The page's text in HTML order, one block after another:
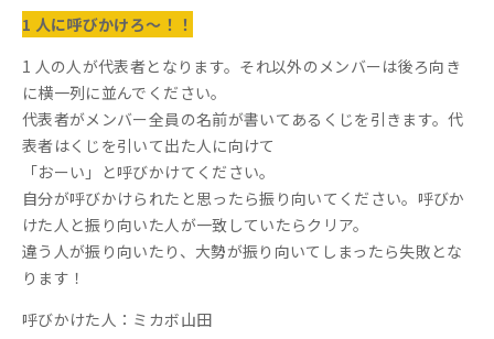
1 人に呼びかけろ〜！！
1 人の人が代表者となります。それ以外のメンバーは後ろ向き
に横一列に並んでください。
代表者がメンバー全員の名前が書いてあるくじを引きます。代
表者はくじを引いて出た人に向けて
「おーい」と呼びかけてください。
自分が呼びかけられたと思ったら振り向いてください。呼びか
けた人と振り向いた人が一致していたらクリア。
違う人が振り向いたり、大勢が振り向いてしまったら失敗とな
ります！
呼びかけた人：ミカボ山田